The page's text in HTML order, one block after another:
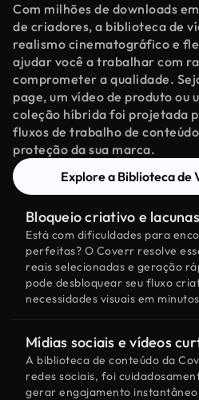
Com milhões de downloads
de criadores, a biblioteca de
realismo cinematográfico e
ajudar você a trabalhar com
comprometer a qualidade.
page, um vídeo de produto ou
coleção híbrida foi projetada
fluxos de trabalho de
proteção da sua marca.
Explore a Biblioteca de
Bloqueio criativo e
Está com dificuldades para
perfeitas? O Coverr resolve
reais selecionadas e geração
pode desbloquear seu fluxo
necessidades visuais em
Mídias sociais e vídeos
A biblioteca de conteúdo da
redes sociais, foi
gerar engajamento